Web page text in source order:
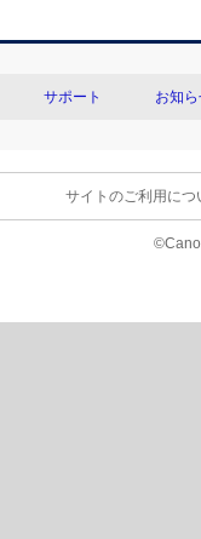
サポート お知
サイトのご利用につ